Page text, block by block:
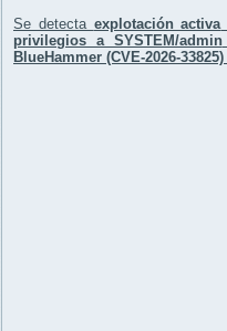
Se detecta explotación activa
privilegios a SYSTEM/admin
BlueHammer (CVE-2026-33825)